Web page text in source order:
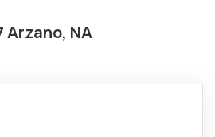
Arzano, NA